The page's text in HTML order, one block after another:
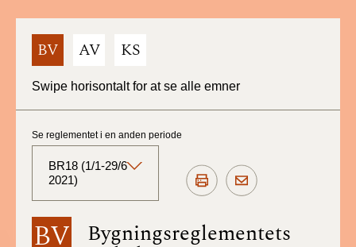
BV AV KS
Swipe horisontalt for at se alle emner
BV Bygningsreglementets
Se reglementet i en anden periode
BR18 (1/1-29/6
2021)
BR18 (Aktuelt)